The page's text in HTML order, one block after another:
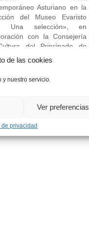
de las cookies
y nuestro servicio.
Ver preferencias
de privacidad
Asturiano en la
del Museo Evaristo
Una selección», en
con la Consejería
del Principado de
Configuran...